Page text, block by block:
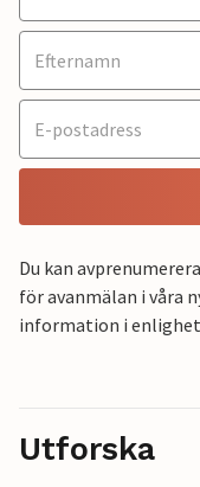
Du kan
för avanmälan i våra
information i
Utforska